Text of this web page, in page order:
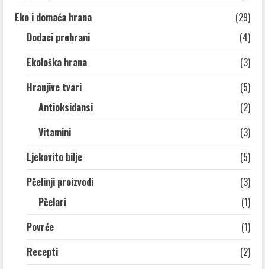
Eko i domaća hrana
(29)
Dodaci prehrani
(4)
Ekološka hrana
(3)
Hranjive tvari
(5)
Antioksidansi
(2)
Vitamini
(3)
Ljekovito bilje
(5)
Pčelinji proizvodi
(3)
Pčelari
(1)
Povrće
(1)
Recepti
(2)